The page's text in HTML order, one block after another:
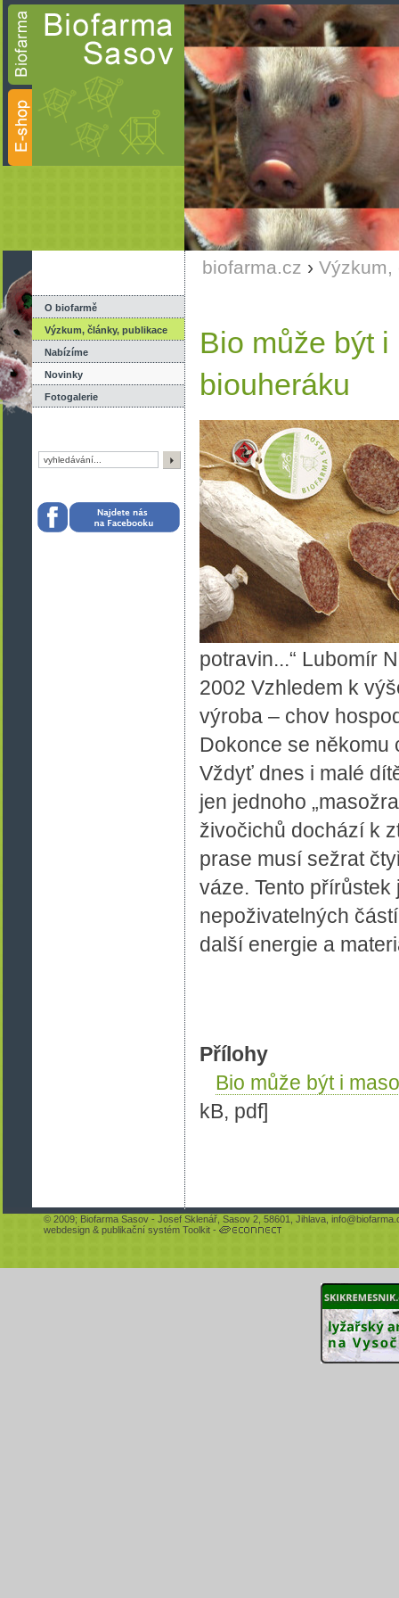
O biofarmě
Výzkum, články, publikace
Nabízíme
Novinky
Fotogalerie
biofarma.cz ›
Bio může být
biouheráku
potravin...“ Lubomír
2002 Vzhledem k
výroba – chov
Dokonce se někomu
Vždyť dnes i malé
jen jednoho
živočichů dochází k
prase musí sežrat
váze. Tento
nepoživatelných
další energie a
Přílohy
Bio může být i
kB, pdf]
© 2009; Biofarma Sasov - Josef Sklenář, Sasov 2, 58601, Jihlava,
webdesign & publikační systém Toolkit -